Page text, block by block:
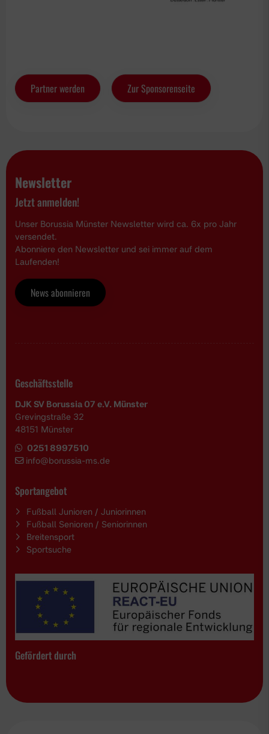
Partner werden Zur Sponsorenseite
Newsletter
Jetzt anmelden!
Unser Borussia Münster Newsletter wird ca. 6x pro Jahr
versendet.
Abonniere den Newsletter und sei immer auf dem
Laufenden!
News abonnieren
Geschäftsstelle
DJK SV Borussia 07 e.V. Münster
Grevingstraße 32
48151 Münster
0251 8997510
info@borussia-ms.de
Sportangebot
Fußball Junioren / Juniorinnen
Fußball Senioren / Seniorinnen
Breitensport
Sportsuche
Gefördert durch